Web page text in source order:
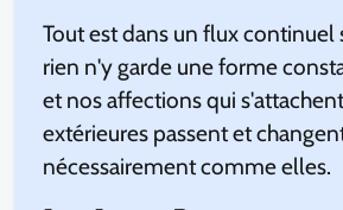
Tout est dans un flux continuel
rien n'y garde une forme
et nos affections qui
extérieures passent et
nécessairement comme elles.